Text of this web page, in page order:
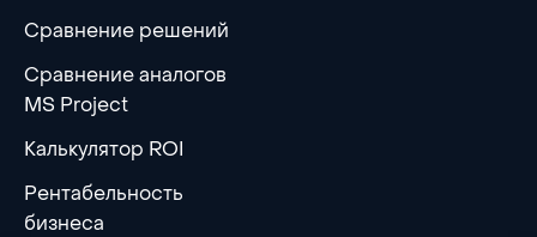
Сравнение решений
Сравнение аналогов
MS Project
Калькулятор ROI
Рентабельность
бизнеса